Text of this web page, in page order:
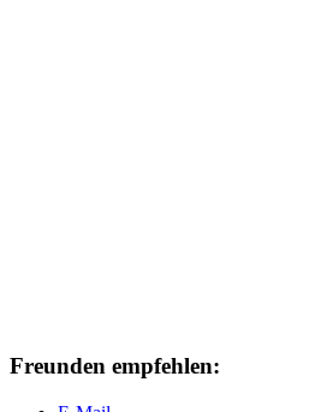
Freunden empfehlen: